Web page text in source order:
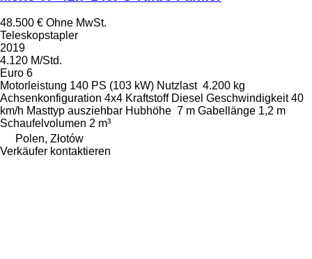
48.500 € Ohne MwSt.
Teleskopstapler
2019
4.120 M/Std.
Euro 6
Motorleistung 140 PS (103 kW) Nutzlast 4.200 kg
Achsenkonfiguration 4x4 Kraftstoff Diesel Geschwindigkeit 40
km/h Masttyp ausziehbar Hubhöhe 7 m Gabellänge 1,2 m
Schaufelvolumen 2 m³
Polen, Złotów
Verkäufer kontaktieren